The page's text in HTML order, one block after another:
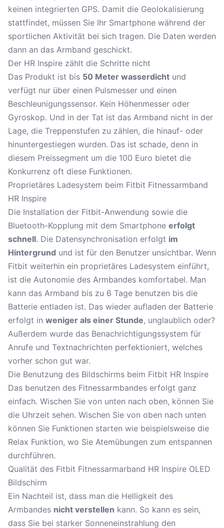
keinen integrierten GPS. Damit die Geolokalisierung
stattfindet, müssen Sie Ihr Smartphone während der
sportlichen Aktivität bei sich tragen. Die Daten werden
dann an das Armband geschickt.
Der HR Inspire zählt die Schritte nicht
Das Produkt ist bis 50 Meter wasserdicht und
verfügt nur über einen Pulsmesser und einen
Beschleunigungssensor. Kein Höhenmesser oder
Gyroskop. Und in der Tat ist das Armband nicht in der
Lage, die Treppenstufen zu zählen, die hinauf- oder
hinuntergestiegen wurden. Das ist schade, denn in
diesem Preissegment um die 100 Euro bietet die
Konkurrenz oft diese Funktionen.
Proprietäres Ladesystem beim Fitbit Fitnessarmband
HR Inspire
Die Installation der Fitbit-Anwendung sowie die
Bluetooth-Kopplung mit dem Smartphone erfolgt
schnell. Die Datensynchronisation erfolgt im
Hintergrund und ist für den Benutzer unsichtbar. Wenn
Fitbit weiterhin ein proprietäres Ladesystem einführt,
ist die Autonomie des Armbandes komfortabel. Man
kann das Armband bis zu 6 Tage benutzen bis die
Batterie entladen ist. Das wieder aufladen der Batterie
erfolgt in weniger als einer Stunde, unglaublich oder?
Außerdem wurde das Benachrichtigungssystem für
Anrufe und Textnachrichten perfektioniert, welches
vorher schon gut war.
Die Benutzung des Bildschirms beim Fitbit HR Inspire
Das benutzen des Fitnessarmbandes erfolgt ganz
einfach. Wischen Sie von unten nach oben, können Sie
die Uhrzeit sehen. Wischen Sie von oben nach unten
können Sie Funktionen starten wie beispielsweise die
Relax Funktion, wo Sie Atemübungen zum entspannen
durchführen.
Qualität des Fitbit Fitnessarmarband HR Inspire OLED
Bildschirm
Ein Nachteil ist, dass man die Helligkeit des
Armbandes nicht verstellen kann. So kann es sein,
dass Sie bei starker Sonneneinstrahlung den